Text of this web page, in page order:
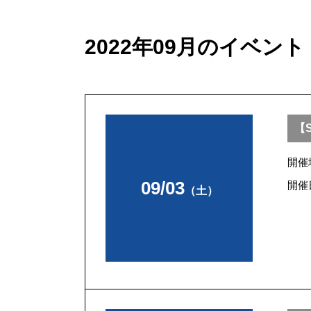
2022年09月のイベント
09/03（土）
開催
開催